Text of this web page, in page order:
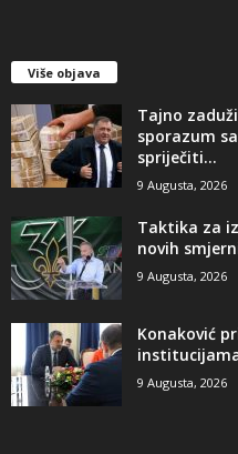
Više objava
Tajno
sporazum
spriječiti...
9 Augusta, 2026
Taktika za
novih
9 Augusta, 2026
​Konaković
9 Augusta, 2026